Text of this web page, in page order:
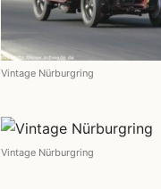
Vintage Nürburgring
Vintage Nürburgring